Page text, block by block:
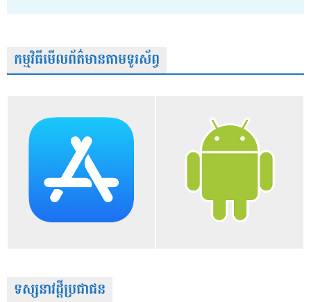
កម្មវិធីមើលព័ត៌មានតាមទូរស័ព្វ
ទស្សនាវដ្តីប្រជាជន